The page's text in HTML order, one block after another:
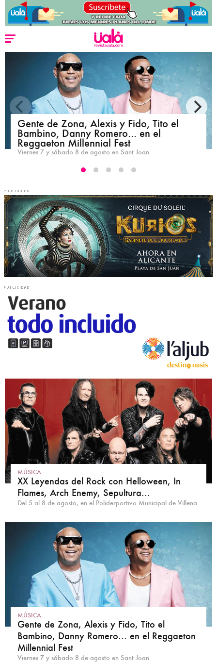
Gente de Zona, Alexis y Fido, Tito el
Bambino, Danny Romero... en el
Reggaeton Millennial Fest
Viernes 7 y sábado 8 de agosto en Sant Joan
MÚSICA
XX Leyendas del Rock con Helloween, In
Flames, Arch Enemy, Sepultura...
Del 5 al 8 de agosto, en el Poliderportivo Municipal de Villena
MÚSICA
Gente de Zona, Alexis y Fido, Tito el
Bambino, Danny Romero... en el Reggaeton
Millennial Fest
Viernes 7 y sábado 8 de agosto en Sant Joan